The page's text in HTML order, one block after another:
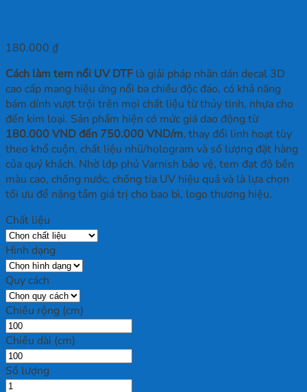
180.000 ₫
Cách làm tem nổi UV DTF là giải pháp nhãn dán decal 3D
cao cấp mang hiệu ứng nổi ba chiều độc đáo, có khả năng
bám dính vượt trội trên mọi chất liệu từ thủy tinh, nhựa cho
đến kim loại. Sản phẩm hiện có mức giá dao động từ
180.000 VND đến 750.000 VND/m, thay đổi linh hoạt tùy
theo khổ cuộn, chất liệu nhũ/hologram và số lượng đặt hàng
của quý khách. Nhờ lớp phủ Varnish bảo vệ, tem đạt độ bền
màu cao, chống nước, chống tia UV hiệu quả và là lựa chọn
tối ưu để nâng tầm giá trị cho bao bì, logo thương hiệu.
Chất liệu
Hình dạng
Quy cách
Chiều rộng (cm)
Chiều dài (cm)
Số lượng